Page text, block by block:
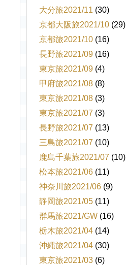
大分旅2021/11 (30)
京都大阪旅2021/10 (29)
京都旅2021/10 (16)
長野旅2021/09 (16)
東京旅2021/09 (4)
甲府旅2021/08 (8)
東京旅2021/08 (3)
東京旅2021/07 (3)
長野旅2021/07 (13)
三島旅2021/07 (10)
鹿島千葉旅2021/07 (10)
松本旅2021/06 (11)
神奈川旅2021/06 (9)
静岡旅2021/05 (11)
群馬旅2021/GW (16)
栃木旅2021/04 (14)
沖縄旅2021/04 (30)
東京旅2021/03 (6)